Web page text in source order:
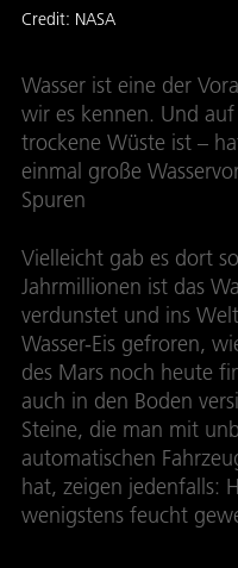
Credit: NASA
Wasser ist eine der
wir es kennen. Und
trockene Wüste ist –
einmal große
Spuren
Vielleicht gab es dort
Jahrmillionen ist das
verdunstet und ins
Wasser-Eis gefroren,
des Mars noch heute
auch in den Boden
Steine, die man mit
automatischen
hat, zeigen jedenfalls:
wenigstens feucht